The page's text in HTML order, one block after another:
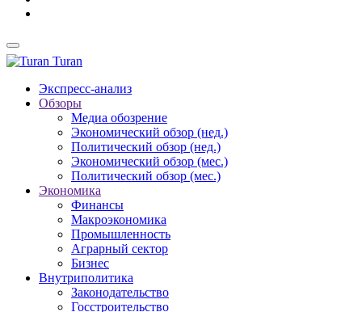
Turan
Экспресс-анализ
Обзоры
Медиа обозрение
Экономический обзор (нед.)
Политический обзор (нед.)
Экономический обзор (мес.)
Политический обзор (мес.)
Экономика
Финансы
Макроэкономика
Промышленность
Аграрный сектор
Бизнес
Внутриполитика
Законодательство
Госстроительство